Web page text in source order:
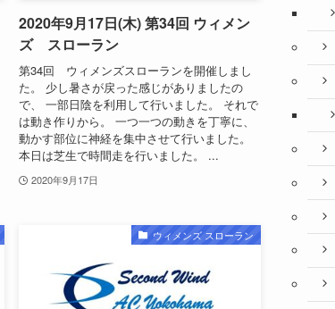
2020年9月17日(木) 第34回 ウィメン
ズ スローラン
第34回 ウィメンズスローランを開催しまし
た。 少し暑さが戻った感じがありましたの
で、 一部日陰を利用して行いました。 それで
は動き作りから。 一つ一つの動きを丁寧に、
動かす部位に神経を集中させて行いました。
本日は芝生で時間走を行いました。 ...
2020年9月17日
ウィメンズ スローラン